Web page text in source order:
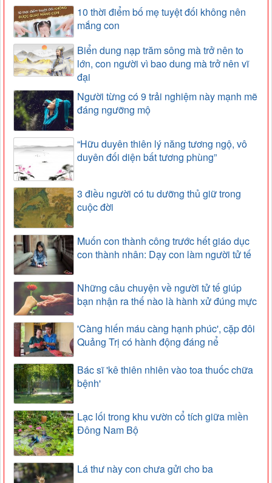
10 thời điểm bố mẹ tuyệt đối không nên
mắng con
Biển dung nạp trăm sông mà trở nên to
lớn, con người vì bao dung mà trở nên vĩ
đại
Người từng có 9 trải nghiệm này mạnh mẽ
đáng ngưỡng mộ
“Hữu duyên thiên lý năng tương ngộ, vô
duyên đối diện bất tương phùng”
3 điều người có tu dưỡng thủ giữ trong
cuộc đời
Muốn con thành công trước hết giáo dục
con thành nhân: Dạy con làm người tử tế
Những câu chuyện về người tử tế giúp
bạn nhận ra thế nào là hành xử đúng mực
'Càng hiến máu càng hạnh phúc', cặp đôi
Quảng Trị có hành động đáng nể
Bác sĩ 'kê thiên nhiên vào toa thuốc chữa
bệnh'
Lạc lối trong khu vườn cổ tích giữa miền
Đông Nam Bộ
Lá thư này con chưa gửi cho ba